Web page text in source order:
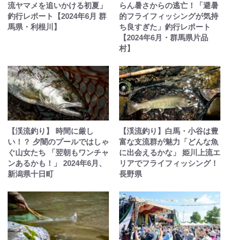
流ヤマメを追いかける初夏」
釣行レポート【2024年6月 群
馬県・利根川】
らん暑さからの逃亡！「避暑
的フライフィッシングが気持
ち良すぎた」釣行レポート
【2024年6月・群馬県片品
村】
【渓流釣り】 時間に厳し
い！？ 夕闇のプールではしゃ
ぐ山女たち 「翌朝もワンチャ
ンあるかも！」 2024年6月、
新潟県十日町
【渓流釣り】白馬・小谷は豊
富な支流群が魅力「どんな魚
に出会えるかな」 姫川上流エ
リアでフライフィッシング！
長野県